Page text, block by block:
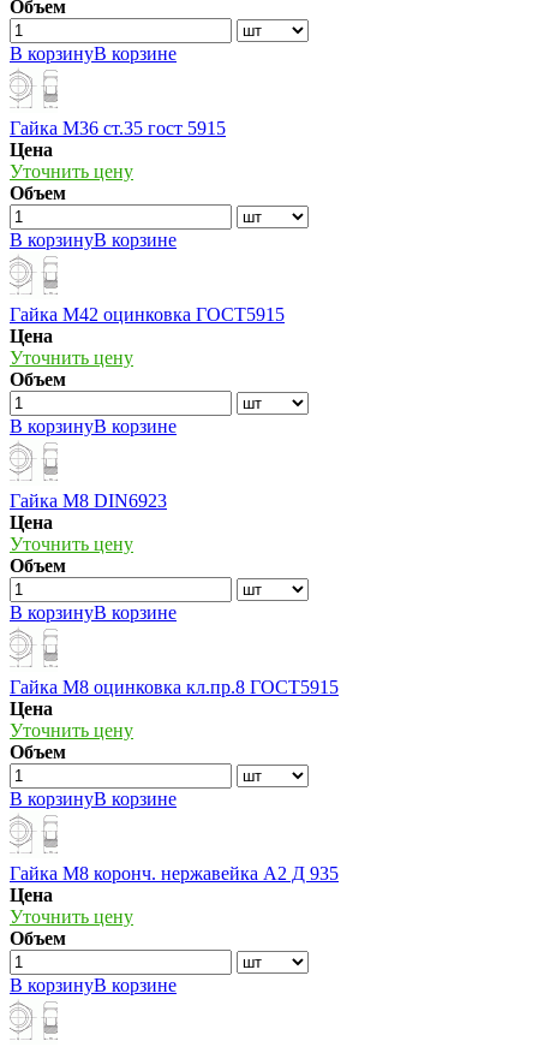
Объем
В корзинуВ корзине
Гайка М36 ст.35 гост 5915
Цена
Уточнить цену
Объем
В корзинуВ корзине
Гайка М42 оцинковка ГОСТ5915
Цена
Уточнить цену
Объем
В корзинуВ корзине
Гайка М8 DIN6923
Цена
Уточнить цену
Объем
В корзинуВ корзине
Гайка М8 оцинковка кл.пр.8 ГОСТ5915
Цена
Уточнить цену
Объем
В корзинуВ корзине
Гайка М8 коронч. нержавейка А2 Д 935
Цена
Уточнить цену
Объем
В корзинуВ корзине